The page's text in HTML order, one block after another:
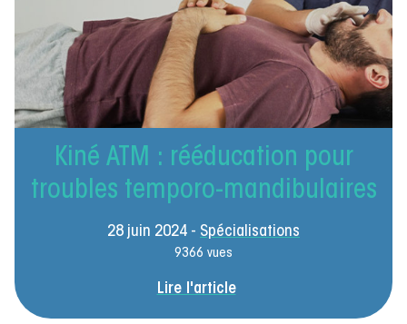
Kiné ATM : rééducation pour
troubles temporo-mandibulaires
28 juin 2024 - Spécialisations
9366 vues
Lire l'article